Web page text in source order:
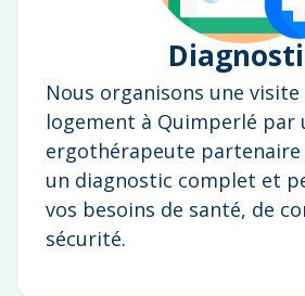
Nous organisons une
logement à Quimperlé par
ergothérapeute partenaire
un diagnostic complet et
vos besoins de santé, de
sécurité.